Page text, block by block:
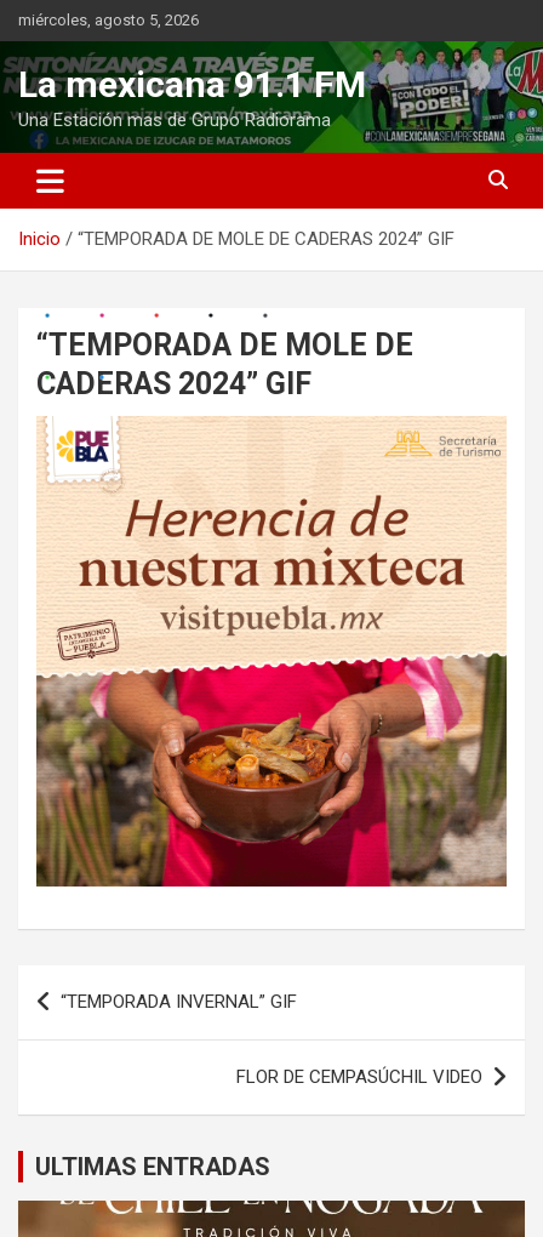
Saltar
al
contenido
miércoles, agosto 5, 2026
La mexicana 91.1 FM
Una Estación mas de Grupo Radiorama
Inicio “TEMPORADA DE MOLE DE CADERAS 2024” GIF
“TEMPORADA DE MOLE DE
CADERAS 2024” GIF
Navegación
de
“TEMPORADA INVERNAL” GIF
FLOR DE CEMPASÚCHIL VIDEO
ULTIMAS ENTRADAS